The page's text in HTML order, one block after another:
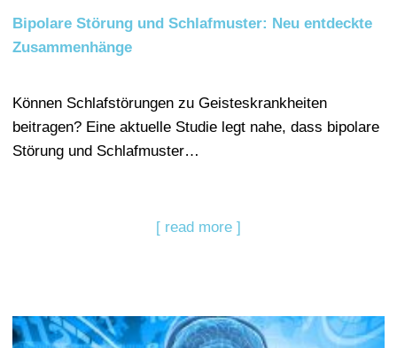
Bipolare Störung und Schlafmuster: Neu entdeckte
Zusammenhänge
Können Schlafstörungen zu Geisteskrankheiten
beitragen? Eine aktuelle Studie legt nahe, dass bipolare
Störung und Schlafmuster…
[ read more ]